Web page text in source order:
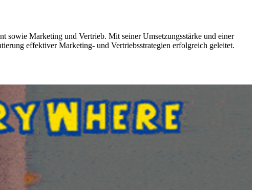
sowie Marketing und Vertrieb. Mit seiner Umsetzungsstärke und einer
effektiver Marketing- und Vertriebsstrategien erfolgreich geleitet.